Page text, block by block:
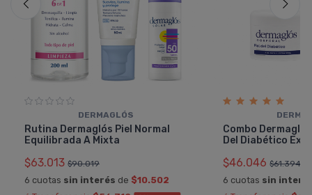
DERMAGLÓS
Rutina Dermaglós Piel Normal
Equilibrada A Mixta
$63.013 $90.019
6 cuotas sin interés de $10.502
Combo
Del Diabético
$46.046 $61.394
6 cuotas sin